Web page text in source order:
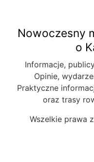
Nowoczesny
o
Informacje,
Opinie,
Praktyczne
oraz trasy
Wszelkie prawa